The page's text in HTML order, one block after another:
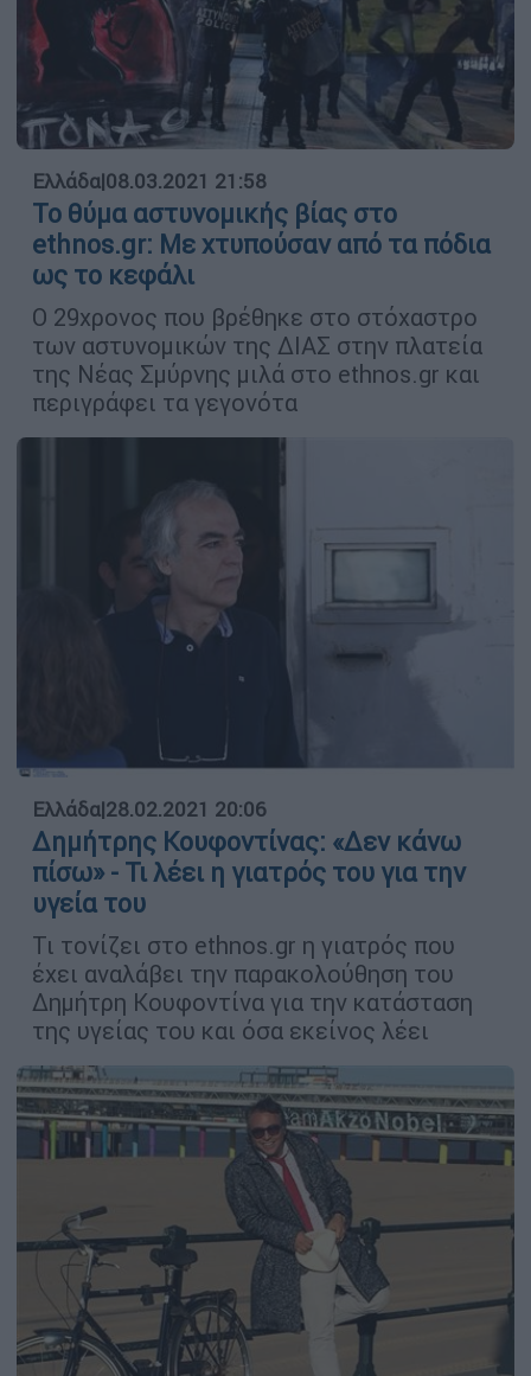
Ελλάδα|08.03.2021 21:58
Το θύμα αστυνομικής βίας στο
ethnos.gr: Με χτυπούσαν από τα πόδια
ως το κεφάλι
Ο 29χρονος που βρέθηκε στο στόχαστρο
των αστυνομικών της ΔΙΑΣ στην πλατεία
της Νέας Σμύρνης μιλά στο ethnos.gr και
περιγράφει τα γεγονότα
Ελλάδα|28.02.2021 20:06
Δημήτρης Κουφοντίνας: «Δεν κάνω
πίσω» - Τι λέει η γιατρός του για την
υγεία του
Τι τονίζει στο ethnos.gr η γιατρός που
έχει αναλάβει την παρακολούθηση του
Δημήτρη Κουφοντίνα για την κατάσταση
της υγείας του και όσα εκείνος λέει